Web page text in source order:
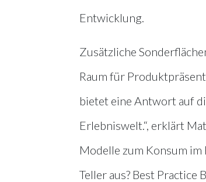
Entwicklung.
Zusätzliche
Raum für
bietet eine Antwort auf
Erlebniswelt.“, erklärt
Modelle zum Konsum im
Teller aus? Best